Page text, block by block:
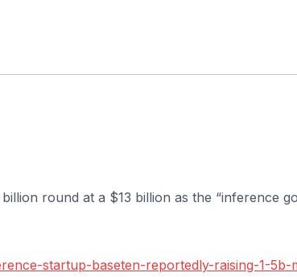
round at a $13 billion as the “inference
startup-baseten-reportedly-raising-1-5b-